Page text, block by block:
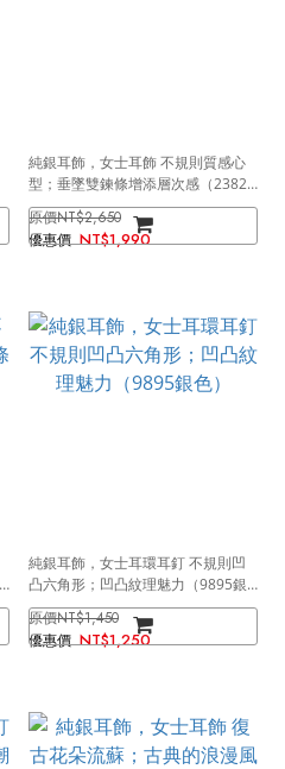
純銀耳飾，女士耳飾 不規則質感心
型；垂墜雙鍊條增添層次感（2382
銀色）
NT$2,650
NT$1,990
純銀耳飾，女士耳環耳釘 不規則凹
凸六角形；凹凸紋理魅力（9895銀
色）
NT$1,450
NT$1,250